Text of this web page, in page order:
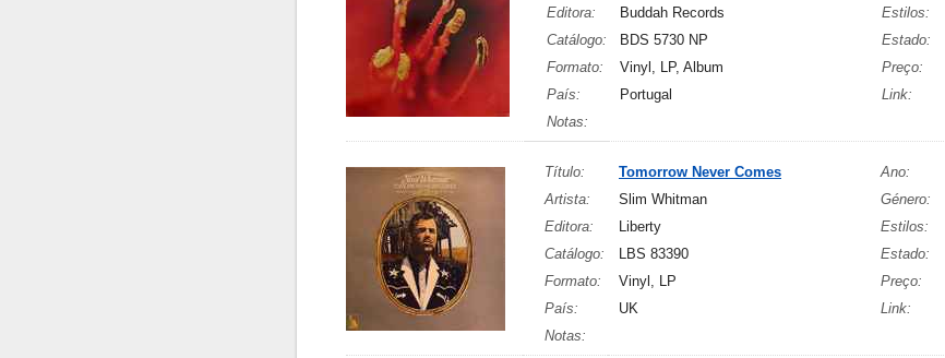
Editora:
Buddah Records Estilos:
Catálogo:
BDS 5730 NP Estado:
Formato:
Vinyl, LP, Album Preço:
País:
Portugal Link:
Notas:
Título: Tomorrow Never Comes Ano:
Artista:
Slim Whitman Género:
Editora:
Liberty
Estilos:
Catálogo:
LBS 83390 Estado:
Formato:
Vinyl, LP Preço:
País:
UK Link:
Notas: